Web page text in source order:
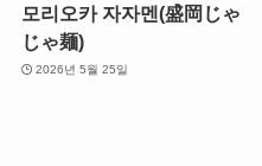
모리오카 자자멘(盛岡じゃ
じゃ麺)
2026년 5월 25일